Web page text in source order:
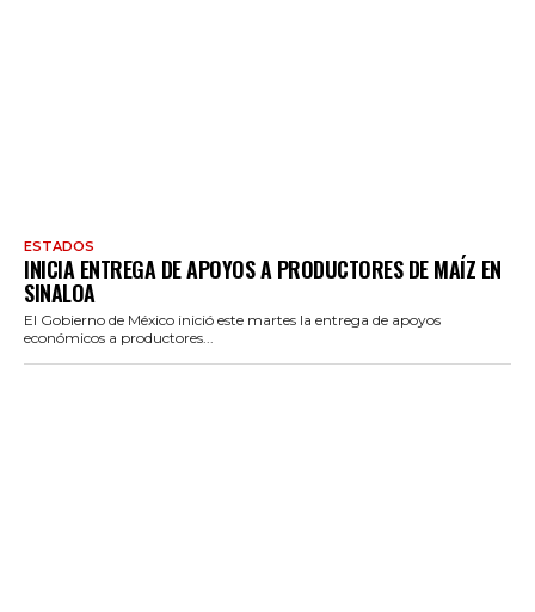
ESTADOS
INICIA ENTREGA DE APOYOS A PRODUCTORES DE MAÍZ EN
SINALOA
El Gobierno de México inició este martes la entrega de apoyos
económicos a productores...